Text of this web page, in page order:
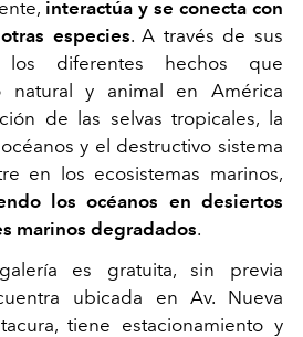
interactúa y se conecta con
especies. A través de sus
los diferentes hechos que
natural y animal en América
de las selvas tropicales, la
y el destructivo sistema
en los ecosistemas marinos,
los océanos en desiertos
marinos degradados.
es gratuita, sin previa
ubicada en Av. Nueva
tiene estacionamiento y